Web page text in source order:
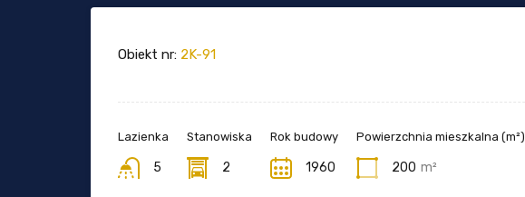
Obiekt nr: 2K-91
Lazienka
5
Stanowiska
2
Rok budowy
1960
Powierzchnia mieszkalna (m²)
200 m²